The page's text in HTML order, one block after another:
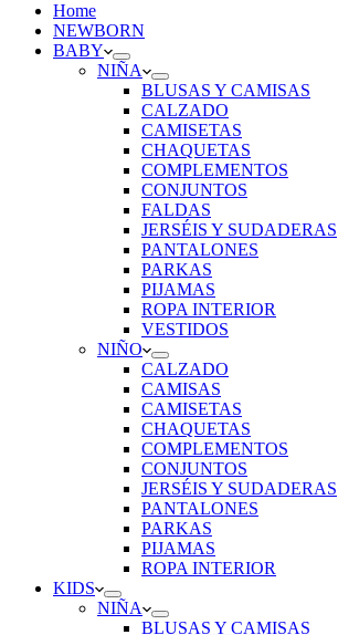
Home
NEWBORN
BABY
NIÑA
BLUSAS Y CAMISAS
CALZADO
CAMISETAS
CHAQUETAS
COMPLEMENTOS
CONJUNTOS
FALDAS
JERSÉIS Y SUDADERAS
PANTALONES
PARKAS
PIJAMAS
ROPA INTERIOR
VESTIDOS
NIÑO
CALZADO
CAMISAS
CAMISETAS
CHAQUETAS
COMPLEMENTOS
CONJUNTOS
JERSÉIS Y SUDADERAS
PANTALONES
PARKAS
PIJAMAS
ROPA INTERIOR
KIDS
NIÑA
BLUSAS Y CAMISAS